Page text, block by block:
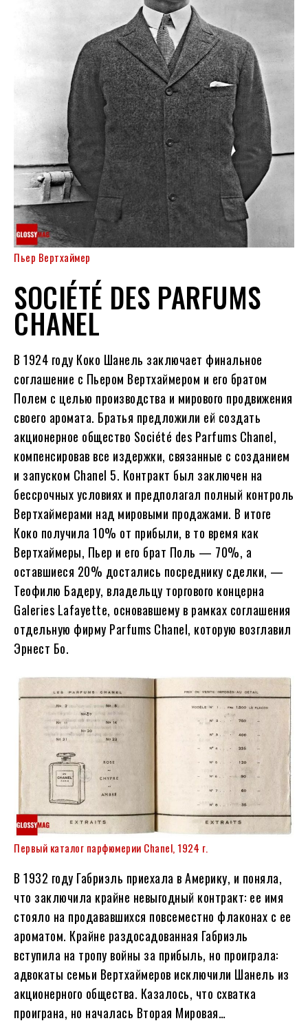
Пьер Вертхаймер
SOCIÉTÉ DES PARFUMS
CHANEL
В 1924 году Коко Шанель заключает финальное
соглашение с Пьером Вертхаймером и его братом
Полем с целью производства и мирового продвижения
своего аромата. Братья предложили ей создать
акционерное общество Société des Parfums Chanel,
компенсировав все издержки, связанные с созданием
и запуском Chanel 5. Контракт был заключен на
бессрочных условиях и предполагал полный контроль
Вертхаймерами над мировыми продажами. В итоге
Коко получила 10% от прибыли, в то время как
Вертхаймеры, Пьер и его брат Поль — 70%, а
оставшиеся 20% достались посреднику сделки, —
Теофилю Бадеру, владельцу торгового концерна
Galeries Lafayette, основавшему в рамках соглашения
отдельную фирму Parfums Chanel, которую возглавил
Эрнест Бо.
Первый каталог парфюмерии Chanel, 1924 г.
В 1932 году Габриэль приехала в Америку, и поняла,
что заключила крайне невыгодный контракт: ее имя
стояло на продававшихся повсеместно флаконах с ее
ароматом. Крайне раздосадованная Габриэль
вступила на тропу войны за прибыль, но проиграла:
адвокаты семьи Вертхаймеров исключили Шанель из
акционерного общества. Казалось, что схватка
проиграна, но началась Вторая Мировая…